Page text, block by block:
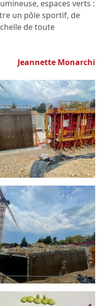
espaces verts :
un pôle sportif, de
de toute
Jeannette Monarchi